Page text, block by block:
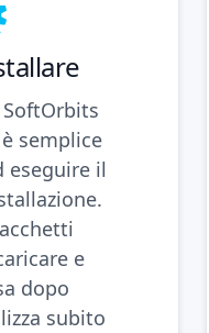
semplice
eseguire il
e
dopo
subito